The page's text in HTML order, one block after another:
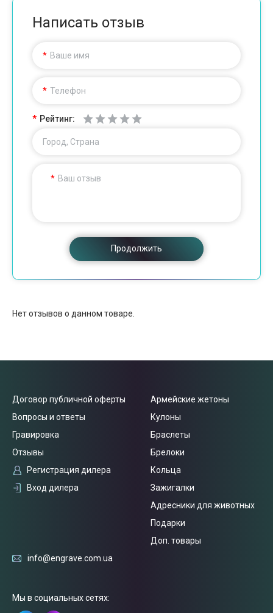
Написать отзыв
Ваше имя
Телефон
Рейтинг:
Город, Страна
Ваш отзыв
Продолжить
Нет отзывов о данном товаре.
Договор публичной оферты
Вопросы и ответы
Гравировка
Отзывы
Регистрация дилера
Вход дилера
Армейские жетоны
Кулоны
Браслеты
Брелоки
Кольца
Зажигалки
Адресники для животных
Подарки
Доп. товары
info@engrave.com.ua
Мы в социальных сетях: